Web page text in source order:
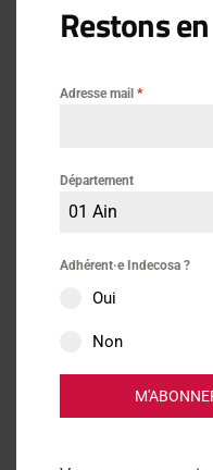
Lire aussi
Dossier Consommation
Vie Nouvelle N° 254
Restons
Adresse mail *
Département
01 Ain
Adhérent·e Indecosa ?
Oui
Non